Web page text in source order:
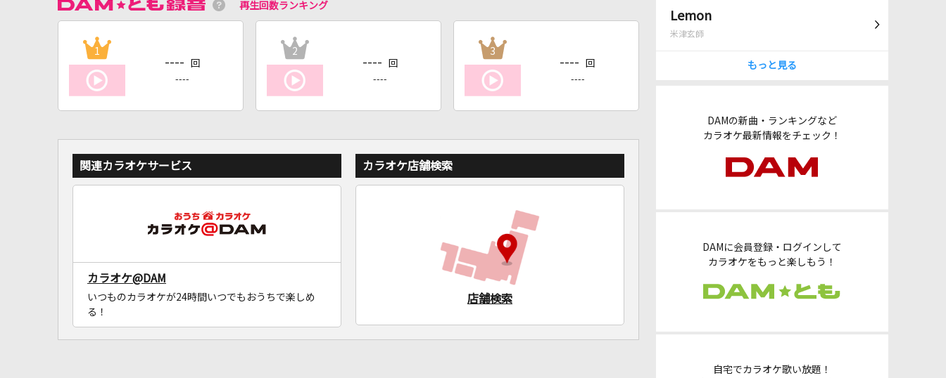
Lemon
米津玄師
もっと見る
DAMの新曲・ランキングなど
カラオケ最新情報をチェック！
DAMに会員登録・ログインして
カラオケをもっと楽しもう！
自宅でカラオケ歌い放題！
再生回数ランキング
1
---- 回
----
2
---- 回
----
3
---- 回
----
関連カラオケサービス
カラオケ@DAM
いつものカラオケが24時間いつでもおうちで楽しめ
る！
カラオケ店舗検索
店舗検索